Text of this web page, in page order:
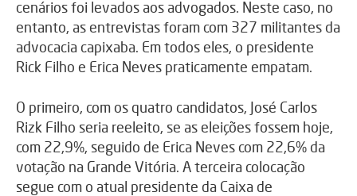
cenários foi levados aos advogados. Neste caso, no
entanto, as entrevistas foram com 327 militantes da
advocacia capixaba. Em todos eles, o presidente
Rick Filho e Erica Neves praticamente empatam.
O primeiro, com os quatro candidatos, José Carlos
Rizk Filho seria reeleito, se as eleições fossem hoje,
com 22,9%, seguido de Erica Neves com 22,6% da
votação na Grande Vitória. A terceira colocação
segue com o atual presidente da Caixa de